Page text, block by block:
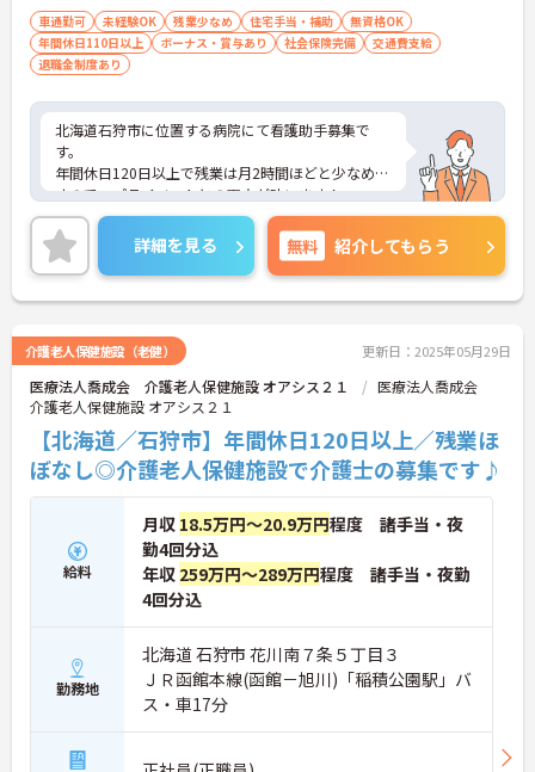
車通勤可 未経験OK 残業少なめ 住宅手当・補助
無資格OK
年間休日110日以上
ボーナス・賞与あり 社会保険完備
交通費支給
退職金制度あり
北海道石狩市に位置する病院にて看護助手募集で
す。
年間休日120日以上で残業は月2時間ほどと少なめで
すので、プライベートとの両立が叶います！
ご興味ある方には、面接対策ポイントなど、さらに
詳細をお話しいたしますのでお気軽にご相談くださ
い！
詳細を見る 無料 紹介してもらう
介護老人保健施設（老健） 更新日：2025年05月29日
医療法人喬成会 介護老人保健施設 オアシス２１
医療法人喬成会
介護老人保健施設 オアシス２１
【北海道／石狩市】年間休日120日以上／残業ほ
ぼなし◎介護老人保健施設で介護士の募集です♪
給料
月収 18.5万円～20.9万円程度 諸手当・夜
勤4回分込
年収 259万円～289万円程度 諸手当・夜勤
4回分込
勤務地
北海道 石狩市 花川南７条５丁目３
ＪＲ函館本線(函館－旭川)「稲積公園駅」バ
ス・車17分